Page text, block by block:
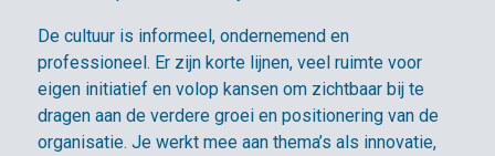
De cultuur is informeel, ondernemend en
professioneel. Er zijn korte lijnen, veel ruimte voor
eigen initiatief en volop kansen om zichtbaar bij te
dragen aan de verdere groei en positionering van de
organisatie. Je werkt mee aan thema’s als innovatie,